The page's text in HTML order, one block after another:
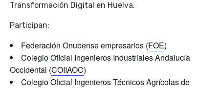
Transformación Digital en Huelva.
Participan:
Federación Onubense empresarios (FOE)
Colegio Oficial Ingenieros Industriales Andalucía
Occidental (COIIAOC)
Colegio Oficial Ingenieros Técnicos Agrícolas de